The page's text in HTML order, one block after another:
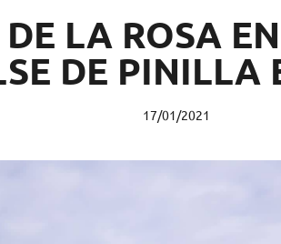
LA ROSA
DE PINILLA
17/01/2021